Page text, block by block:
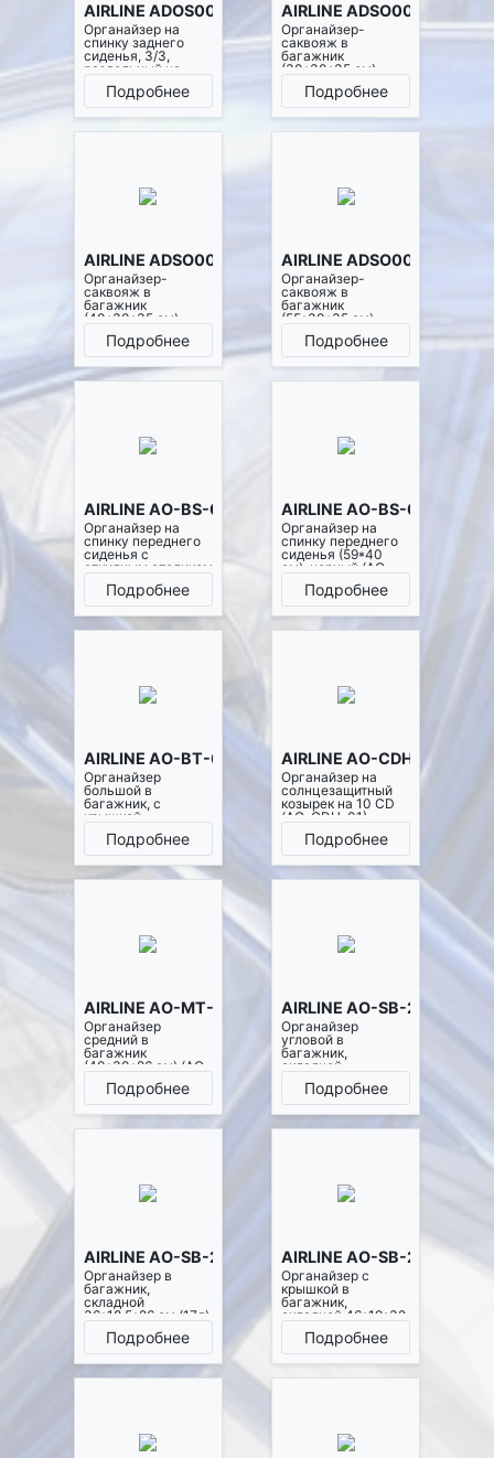
AIRLINE ADOS003
Органайзер на
спинку заднего
сиденья, 3/3,
раздельный на
молнии, с
карманами, черный
(ADOS003)
Подробнее
AIRLINE ADSO001
Органайзер-
саквояж в
багажник
(30*30*35 см),
стёганный ромб,
цвет черный
(АDSO001)
Подробнее
AIRLINE ADSO002
Органайзер-
саквояж в
багажник
(40*30*35 см),
стёганный ромб,
цвет черный
(АDSO002)
Подробнее
AIRLINE ADSO003
Органайзер-
саквояж в
багажник
(55*30*35 см),
стёганный ромб,
цвет черный
(АDSO003)
Подробнее
AIRLINE AO-BS-02
Органайзер на
спинку переднего
сиденья с
откидным столиком
(59*40*25см),
черный (AO-BS-02)
Подробнее
AIRLINE AO-BS-03
Органайзер на
спинку переднего
сиденья (59*40
см), черный (AO-
BS-03)Подробнее
AIRLINE AO-BT-08
Органайзер
большой в
багажник, с
крышкой,
жест.корпус
(50*31*30 см),
черн./оранж.(AO-
BT-08)
Подробнее
AIRLINE AO-CDH-01
Органайзер на
солнцезащитный
козырек на 10 CD
(AO-CDH-01)
Подробнее
AIRLINE AO-MT-07
Органайзер
средний в
багажник
(40*30*26 cм) (AO-
MT-07)Подробнее
AIRLINE AO-SB-22
Органайзер
угловой в
багажник,
складной
40*40*58*14 см
(11л), черный/
оранжевый (AO-
SB-22)
Подробнее
AIRLINE AO-SB-23
Органайзер в
багажник,
складной
36*18,5*26 см (17л),
черный/оранжевый
(AO-SB-23)
Подробнее
AIRLINE AO-SB-24
Органайзер с
крышкой в
багажник,
складной 46*19*32
см (28л), черный/
оранжевый (AO-
SB-24)
Подробнее